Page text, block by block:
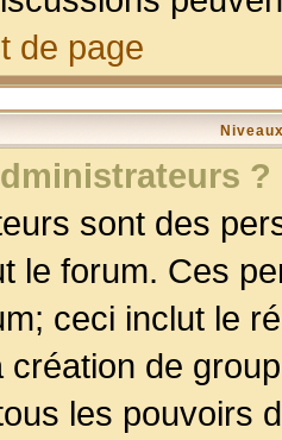
de page
?
sont des
le forum. Ces
ceci inclut le
création de
les pouvoirs